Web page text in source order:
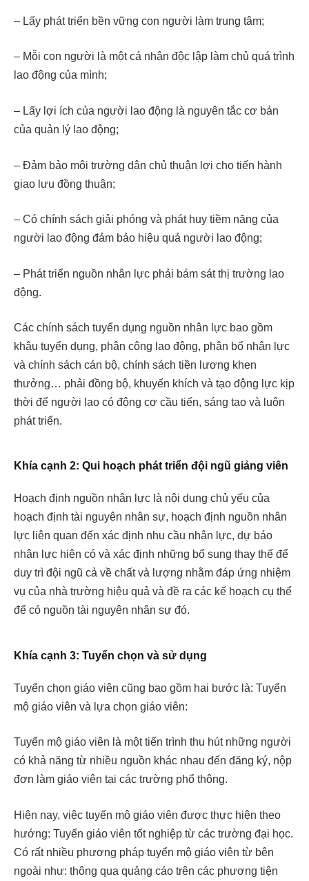
– Lấy phát triển bền vững con người làm trung tâm;
– Mỗi con người là một cá nhân độc lập làm chủ quá trình
lao động của mình;
– Lấy lợi ích của người lao động là nguyên tắc cơ bản
của quản lý lao động;
– Đảm bảo môi trường dân chủ thuận lợi cho tiến hành
giao lưu đồng thuận;
– Có chính sách giải phóng và phát huy tiềm năng của
người lao động đảm bảo hiệu quả người lao động;
– Phát triển nguồn nhân lực phải bám sát thị trường lao
động.
Các chính sách tuyển dụng nguồn nhân lực bao gồm
khâu tuyển dụng, phân công lao động, phân bổ nhân lực
và chính sách cán bộ, chính sách tiền lương khen
thưởng… phải đồng bộ, khuyến khích và tạo động lực kịp
thời để người lao có động cơ cầu tiến, sáng tạo và luôn
phát triển.
Khía cạnh 2: Qui hoạch phát triển đội ngũ giảng viên
Hoạch định nguồn nhân lực là nội dung chủ yếu của
hoạch định tài nguyên nhân sự, hoạch định nguồn nhân
lực liên quan đến xác định nhu cầu nhân lực, dự báo
nhân lực hiện có và xác định những bổ sung thay thế để
duy trì đội ngũ cả về chất và lượng nhằm đáp ứng nhiệm
vụ của nhà trường hiệu quả và đề ra các kế hoạch cụ thể
để có nguồn tài nguyên nhân sự đó.
Khía cạnh 3: Tuyển chọn và sử dụng
Tuyển chọn giáo viên cũng bao gồm hai bước là: Tuyển
mộ giáo viên và lựa chọn giáo viên:
Tuyển mộ giáo viên là một tiến trình thu hút những người
có khả năng từ nhiều nguồn khác nhau đến đăng ký, nộp
đơn làm giáo viên tại các trường phổ thông.
Hiện nay, việc tuyển mộ giáo viên được thực hiện theo
hướng: Tuyển giáo viên tốt nghiệp từ các trường đại học.
Có rất nhiều phương pháp tuyển mộ giáo viên từ bên
ngoài như: thông qua quảng cáo trên các phương tiện